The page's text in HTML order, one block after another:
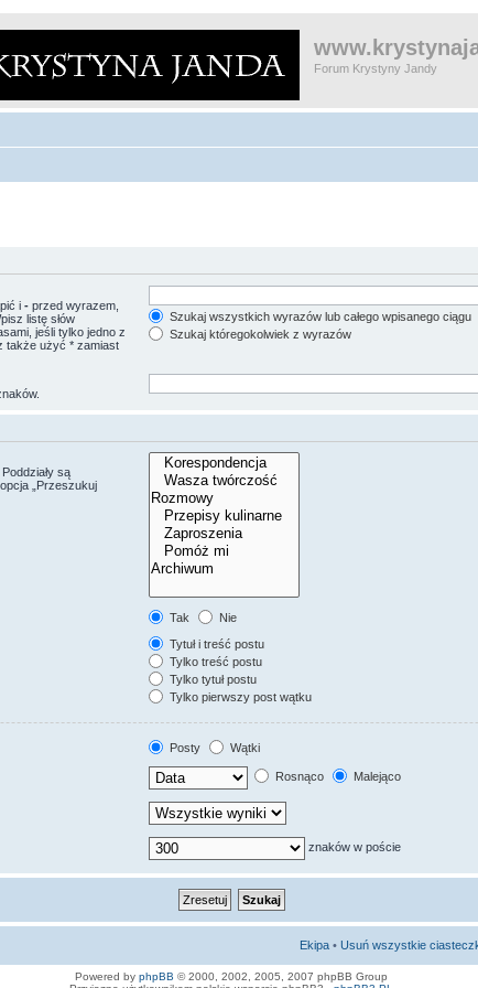
Forum Krystyny Jandy
i - przed wyrazem,
listę słów
jeśli tylko jedno z
także użyć * zamiast
Szukaj wszystkich wyrazów lub całego wpisanego ciągu
Szukaj któregokolwiek z wyrazów
są
„Przeszukuj
Tak
Nie
Tytuł i treść postu
Tylko treść postu
Tylko tytuł postu
Tylko pierwszy post wątku
Posty
Wątki
Rosnąco Malejąco
znaków w poście
Ekipa • Usuń wszystkie
Powered by phpBB © 2000, 2002, 2005, 2007 phpBB Group